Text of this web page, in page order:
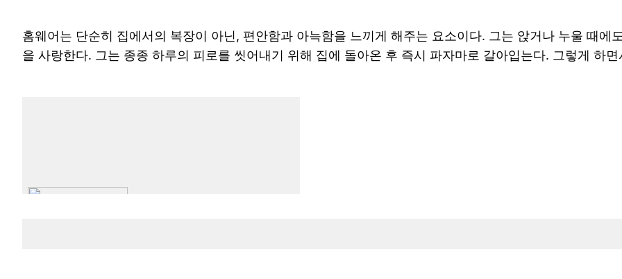
홈웨어는 단순히 집에서의 복장이 아닌, 편안함과 아늑함을 느끼게 해주는 요소이다. 그는 앉거나 누울 때에
을 사랑한다. 그는 종종 하루의 피로를 씻어내기 위해 집에 돌아온 후 즉시 파자마로 갈아입는다. 그렇게 하